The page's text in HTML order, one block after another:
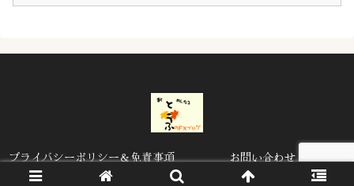
プライバシーポリシー＆免責事項
お問い合わせ